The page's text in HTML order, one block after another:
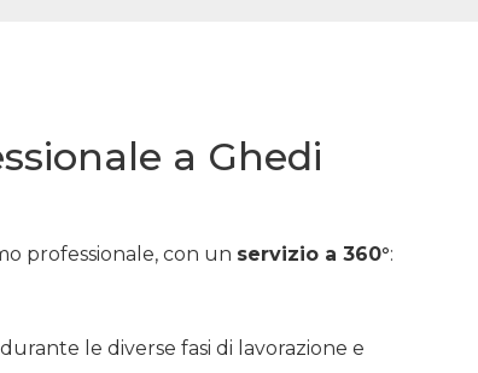
a Ghedi
professionale, con un servizio a 360°:
le diverse fasi di lavorazione e